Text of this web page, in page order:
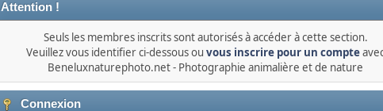
Attention !
Seuls les membres inscrits sont autorisés à accéder à cette section.
Veuillez vous identifier ci-dessous ou vous inscrire pour un compte
Beneluxnaturephoto.net - Photographie animalière et de nature
Connexion